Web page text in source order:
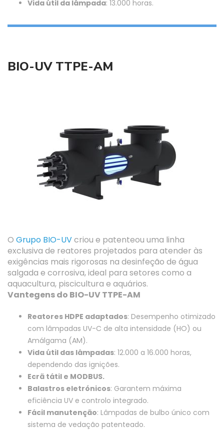
Vida útil da lâmpada: 13.000 horas.
BIO-UV TTPE-AM
O Grupo BIO-UVcriou e patenteou uma linha
exclusiva de reatores projetados para atender às
exigências mais rigorosas na desinfeção de água
salgada e corrosiva, ideal para setores como a
aquacultura, piscicultura e aquários.
Vantegens do BIO-UV TTPE-AM
Reatores HDPE adaptados: Desempenho otimizado
com lâmpadas UV-C de alta intensidade (HO) ou
Amálgama (AM).
Vida útil das lâmpadas: 12.000 a 16.000 horas,
dependendo das ignições.
Ecrã tátil e MODBUS.
Balastros eletrónicos: Garantem máxima
eficiência UV e controlo integrado.
Fácil manutenção: Lâmpadas de bulbo único com
sistema de vedação patenteado.